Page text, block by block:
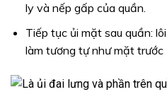
ly và nếp gấp của quần.
Tiếp tục ủi mặt sau quần:
làm tương tự như mặt trước